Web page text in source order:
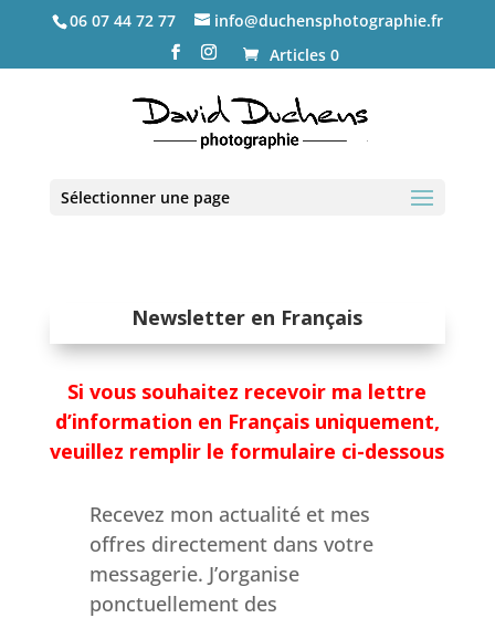
06 07 44 72 77
info@duchensphotographie.fr
Articles 0
Sélectionner une page
Newsletter en Français
Si vous souhaitez recevoir ma lettre
d’information en Français uniquement,
veuillez remplir le formulaire ci-dessous
Recevez mon actualité et mes
offres directement dans votre
messagerie. J’organise
ponctuellement des